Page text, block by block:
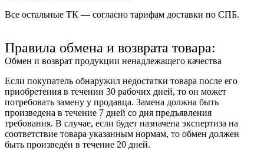
Все остальные ТК — согласно тарифам доставки по СПБ.
Правила обмена и возврата товара:
Обмен и возврат продукции ненадлежащего качества
Если покупатель обнаружил недостатки товара после его
приобретения в течении 30 рабочих дней, то он может
потребовать замену у продавца. Замена должна быть
произведена в течение 7 дней со дня предъявления
требования. В случае, если будет назначена экспертиза на
соответствие товара указанным нормам, то обмен должен
быть произведён в течение 20 дней.